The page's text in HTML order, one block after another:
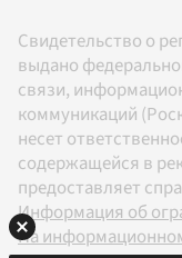
Свидетельство о
выдано
связи,
коммуникаций
несет
содержащейся в
предоставляет
Информация об
На